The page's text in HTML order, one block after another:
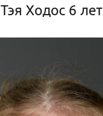
Тэя Ходос 6 лет